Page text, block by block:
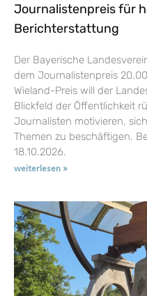
Journalistenpreis für
Berichterstattung
Der Bayerische
dem Journalistenpreis
Wieland-Preis will der
Blickfeld der Öffentlichkeit
Journalisten motivieren,
Themen zu beschäftigen.
18.10.2026.
weiterlesen »